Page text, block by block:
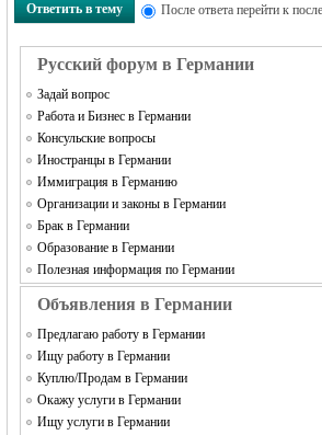
Ответить в тему После ответа перейти к
Русский форум в Германии
Задай вопрос
Работа и Бизнес в Германии
Консульские вопросы
Иностранцы в Германии
Иммиграция в Германию
Организации и законы в Германии
Брак в Германии
Образование в Германии
Полезная информация по Германии
Объявления в Германии
Предлагаю работу в Германии
Ищу работу в Германии
Куплю/Продам в Германии
Окажу услуги в Германии
Ищу услуги в Германии